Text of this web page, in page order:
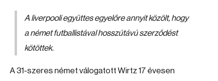
A liverpooli együttes egyelőre annyit közölt, hogy
a német futballistával hosszútávú szerződést
kötöttek.
A 31-szeres német válogatott Wirtz 17 évesen